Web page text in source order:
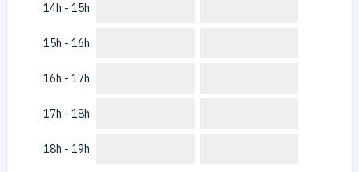
14h - 15h
15h - 16h
16h - 17h
17h - 18h
18h - 19h